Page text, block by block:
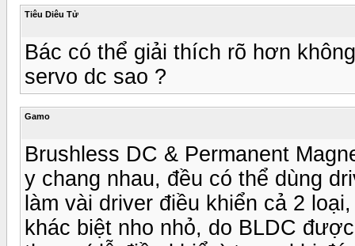
Tiêu Diêu Tử
Bác có thể giải thích rõ hơn
servo dc sao ?
Gamo
Brushless DC & Permanent
y chang nhau, đều có thể dùng
làm vài driver điều khiển cả 2
khác biệt nho nhỏ, do BLDC